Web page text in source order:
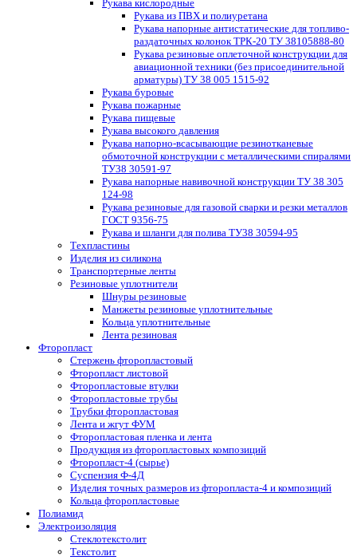
Рукава кислородные
Рукава из ПВХ и полиуретана
Рукава напорные антистатические для топливо-
раздаточных колонок ТРК-20 ТУ 38105888-80
Рукава резиновые оплеточной конструкции для
авиационной техники (без присоединительной
арматуры) ТУ 38 005 1515-92
Рукава буровые
Рукава пожарные
Рукава пищевые
Рукава высокого давления
Рукава напорно-всасывающие резинотканевые
обмоточной конструкции с металлическими спиралями
ТУ38 30591-97
Рукава напорные навивочной конструкции ТУ 38 305
124-98
Рукава резиновые для газовой сварки и резки металлов
ГОСТ 9356-75
Рукава и шланги для полива ТУ38 30594-95
Техпластины
Изделия из силикона
Транспортерные ленты
Резиновые уплотнители
Шнуры резиновые
Манжеты резиновые уплотнительные
Кольца уплотнительные
Лента резиновая
Фторопласт
Стержень фторопластовый
Фторопласт листовой
Фторопластовые втулки
Фторопластовые трубы
Трубки фторопластовая
Лента и жгут ФУМ
Фторопластовая пленка и лента
Продукция из фторопластовых композиций
Фторопласт-4 (сырье)
Суспензия Ф-4Д
Изделия точных размеров из фторопласта-4 и композиций
Кольца фторопластовые
Полиамид
Электроизоляция
Стеклотекстолит
Текстолит